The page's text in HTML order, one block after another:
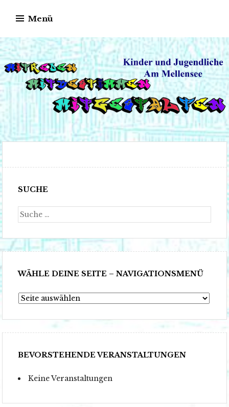
zum
Inhalt
Menü
Kinder und
Mellensee
MITREDEN – MITGESTALTEN –
SUCHE
Suche
WÄHLE DEINE SEITE – NAVIGATIONSMENÜ
Wähle
Navigationsmenü
BEVORSTEHENDE VERANSTALTUNGEN
Keine Veranstaltungen